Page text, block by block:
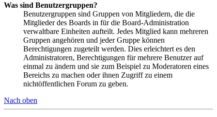
Was sind Benutzergruppen?
Benutzergruppen sind Gruppen von Mitgliedern, die die
Mitglieder des Boards in für die Board-Administration
verwaltbare Einheiten aufteilt. Jedes Mitglied kann mehreren
Gruppen angehören und jeder Gruppe können
Berechtigungen zugeteilt werden. Dies erleichtert es den
Administratoren, Berechtigungen für mehrere Benutzer auf
einmal zu ändern und sie zum Beispiel zu Moderatoren eines
Bereichs zu machen oder ihnen Zugriff zu einem
nichtöffentlichen Forum zu geben.
Nach oben